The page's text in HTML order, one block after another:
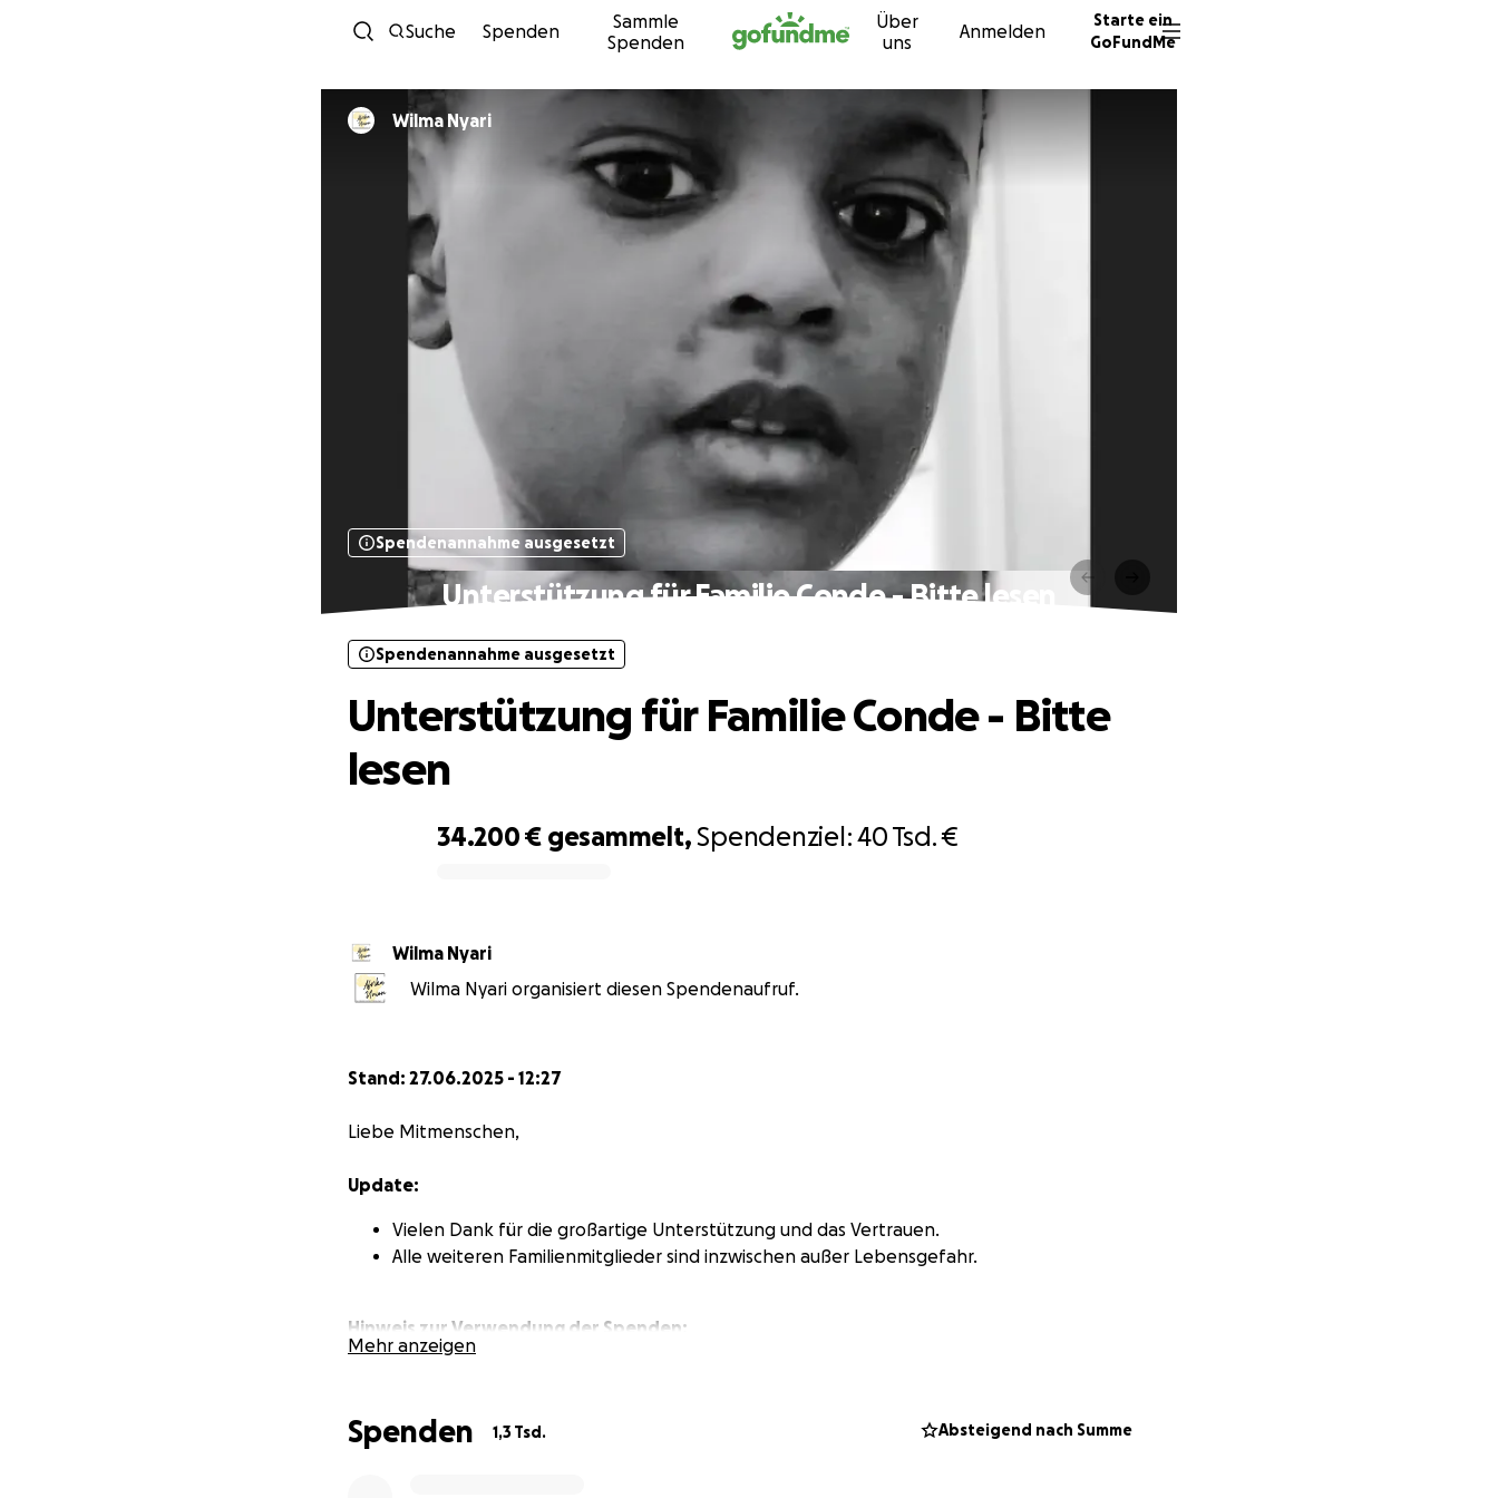
Zum Inhalt
Suche Spenden
Sammle
Spenden
Über
uns
Anmelden
Starte ein
GoFundMe
Wilma Nyari
Spendenannahme ausgesetzt
Unterstützung für Familie Conde - Bitte lesen
34.200 € gesammelt,Spendenziel:40 Tsd. €
Spendenannahme ausgesetzt
Unterstützung für Familie Conde - Bitte
lesen
Wilma Nyari
Wilma Nyari organisiert diesen Spendenaufruf.
Stand: 27.06.2025 - 12:27
Liebe Mitmenschen,
Update:
Vielen Dank für die großartige Unterstützung und das Vertrauen.
Alle weiteren Familienmitglieder sind inzwischen außer Lebensgefahr.
Hinweis zur Verwendung der Spenden:
Mehr anzeigen
Spenden 1,3 Tsd. Absteigend nach Summe